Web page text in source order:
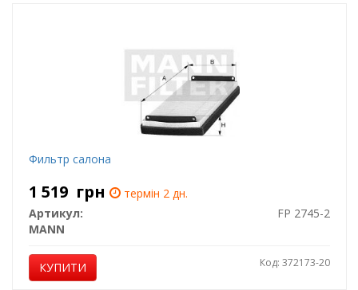
Фильтр салона
1 519 грн
термін 2 дн.
Артикул:
FP 2745-2
MANN
КУПИТИ Код: 372173-20